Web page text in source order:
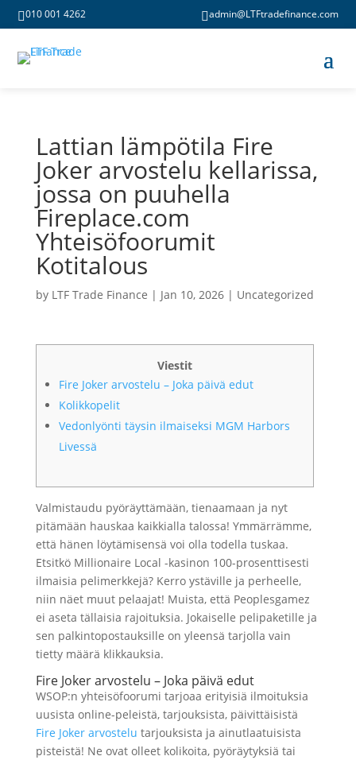
010 001 4262 admin@LTFtradefinance.com
Lattian lämpötila Fire
Joker arvostelu kellarissa,
jossa on puuhella
Fireplace.com
Yhteisöfoorumit
Kotitalous
by LTF Trade Finance | Jan 10, 2026| Uncategorized
Viestit
Fire Joker arvostelu – Joka päivä edut
Kolikkopelit
Vedonlyönti täysin ilmaiseksi MGM Harbors
Livessä
Valmistaudu pyöräyttämään, tienaamaan ja nyt
pitämään hauskaa kaikkialla talossa! Ymmärrämme,
että hänen löytämisensä voi olla todella tuskaa.
Etsitkö Millionaire Local -kasinon 100-prosenttisesti
ilmaisia ​​pelimerkkejä? Kerro ystäville ja perheelle,
niin näet muut pelaajat! Muista, että Peoplesgamez
ei aseta tällaisia ​​rajoituksia. Jokaiselle pelipaketille ja
sen palkintopostauksille on yleensä tarjolla vain
tietty määrä klikkauksia.
Fire Joker arvostelu – Joka päivä edut
WSOP:n yhteisöfoorumi tarjoaa erityisiä ilmoituksia
uusista online-peleistä, tarjouksista, päivittäisistä
Fire Joker arvostelu tarjouksista ja ainutlaatuisista
pisteistä! Ne ovat olleet kolikoita, pyöräytyksiä tai